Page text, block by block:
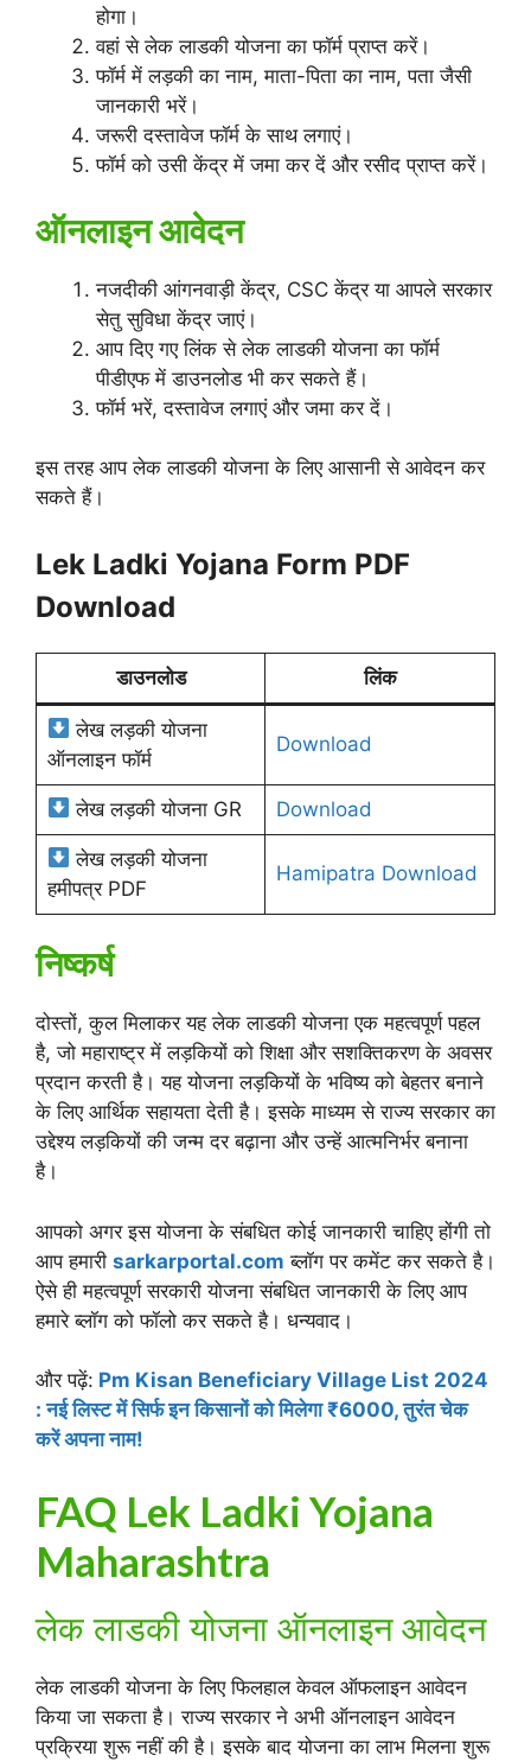
होगा।
वहां से लेक लाडकी योजना का फॉर्म प्राप्त करें।
फॉर्म में लड़की का नाम, माता-पिता का नाम, पता जैसी
जानकारी भरें।
जरूरी दस्तावेज फॉर्म के साथ लगाएं।
फॉर्म को उसी केंद्र में जमा कर दें और रसीद प्राप्त करें।
ऑनलाइन आवेदन
नजदीकी आंगनवाड़ी केंद्र, CSC केंद्र या आपले सरकार
सेतु सुविधा केंद्र जाएं।
आप दिए गए लिंक से लेक लाडकी योजना का फॉर्म
पीडीएफ में डाउनलोड भी कर सकते हैं।
फॉर्म भरें, दस्तावेज लगाएं और जमा कर दें।
इस तरह आप लेक लाडकी योजना के लिए आसानी से आवेदन कर
सकते हैं।
Lek Ladki Yojana Form PDF
Download
डाउनलोड लिंक
लेख लड़की योजना
ऑनलाइन फॉर्म
Download
लेख लड़की योजना GR Download
लेख लड़की योजना
हमीपत्र PDF
Hamipatra Download
निष्कर्ष
दोस्तों, कुल मिलाकर यह लेक लाडकी योजना एक महत्वपूर्ण पहल
है, जो महाराष्ट्र में लड़कियों को शिक्षा और सशक्तिकरण के अवसर
प्रदान करती है। यह योजना लड़कियों के भविष्य को बेहतर बनाने
के लिए आर्थिक सहायता देती है। इसके माध्यम से राज्य सरकार का
उद्देश्य लड़कियों की जन्म दर बढ़ाना और उन्हें आत्मनिर्भर बनाना
है।
आपको अगर इस योजना के संबधित कोई जानकारी चाहिए होंगी तो
आप हमारी sarkarportal.com ब्लॉग पर कमेंट कर सकते है।
ऐसे ही महत्वपूर्ण सरकारी योजना संबधित जानकारी के लिए आप
हमारे ब्लॉग को फॉलो कर सकते है। धन्यवाद।
और पढ़ें: Pm Kisan Beneficiary Village List 2024
: नई लिस्ट में सिर्फ इन किसानों को मिलेगा ₹6000, तुरंत चेक
करें अपना नाम!
FAQ Lek Ladki Yojana
Maharashtra
लेक लाडकी योजना ऑनलाइन आवेदन
लेक लाडकी योजना के लिए फिलहाल केवल ऑफलाइन आवेदन
किया जा सकता है। राज्य सरकार ने अभी ऑनलाइन आवेदन
प्रक्रिया शुरू नहीं की है। इसके बाद योजना का लाभ मिलना शुरू